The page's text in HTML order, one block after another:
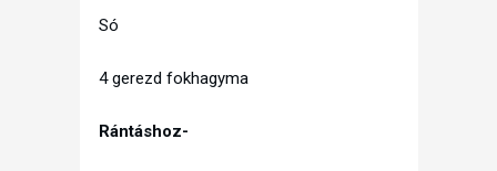
Só
4 gerezd fokhagyma
Rántáshoz-